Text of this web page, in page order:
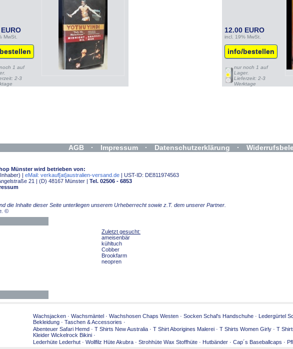
MwSt.
1 auf
2-3
12.00 EURO
incl. 19% MwSt.
info/bestellen
nur noch 1 auf
Lager.
Lieferzeit: 2-3
Werktage
AGB · Impressum · Datenschutzerklärung ·
Münster wird betrieben von:
| eMail: verkauf[at]australien-versand.de | UST-ID: DE811974563
21 | (D) 48167 Münster | Tel. 02506 - 6853
die Inhalte dieser Seite unterliegen unserem Urheberrecht sowie z.T. dem unserer Partner.
©
Zuletzt gesucht:
ameisenbär
kühltuch
Cobber
Brookfarm
neopren
Wachsjacken · Wachsmäntel · Wachshosen Chaps Westen · Socken Schal's Handschuhe · Ledergürtel
Bekleidung · Taschen & Accessories ·
Abenteuer Safari Hemd · T Shirts New Australia · T Shirt Aborigines Malerei · T Shirts Women Girly · T
Kleider Wickelrock Bikini ·
Lederhüte Lederhut · Wollfilz Hüte Akubra · Strohhüte Wax Stoffhüte · Hutbänder · Cap´s Baseballcaps ·